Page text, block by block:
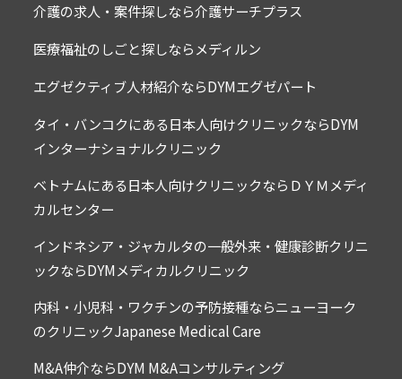
介護の求人・案件探しなら介護サーチプラス
医療福祉のしごと探しならメディルン
エグゼクティブ人材紹介ならDYMエグゼパート
タイ・バンコクにある日本人向けクリニックならDYM
インターナショナルクリニック
ベトナムにある日本人向けクリニックならＤＹＭメディ
カルセンター
インドネシア・ジャカルタの一般外来・健康診断クリニ
ックならDYMメディカルクリニック
内科・小児科・ワクチンの予防接種ならニューヨーク
のクリニックJapanese Medical Care
M&A仲介ならDYM M&Aコンサルティング